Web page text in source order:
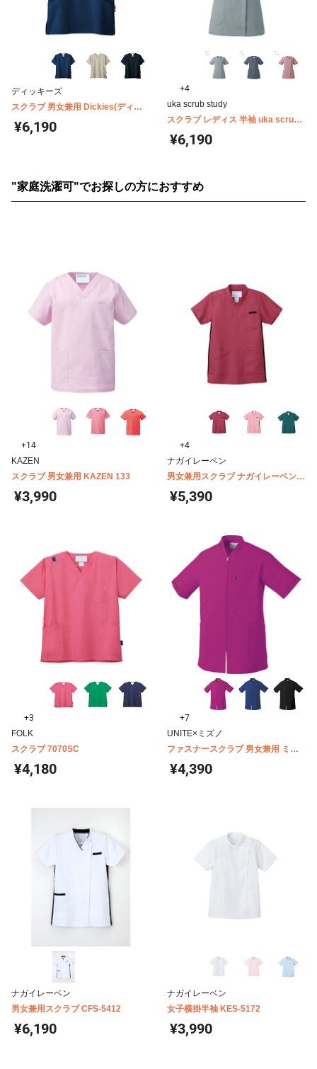
ディッキーズ
スクラブ 男女兼用 Dickies(ディッ
キーズ) 7072SC
¥6,190
+4
uka scrub study
スクラブ レディス 半袖 uka scrub
study(ウカ) UM500
¥6,190
"家庭洗濯可"でお探しの方におすすめ
+14
KAZEN
スクラブ 男女兼用 KAZEN 133
¥3,990
+4
ナガイレーベン
男女兼用スクラブ ナガイレーベン
RT-5062
¥5,390
+3
FOLK
スクラブ 7070SC
¥4,180
+7
UNITE×ミズノ
ファスナースクラブ 男女兼用 ミズ
ノ MZ0150
¥4,390
ナガイレーベン
男女兼用スクラブ CFS-5412
¥6,190
ナガイレーベン
女子横掛半袖 KES-5172
¥3,990